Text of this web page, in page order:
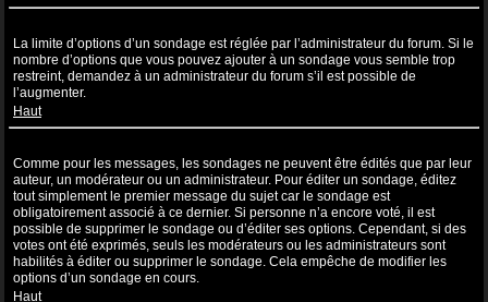
La limite d’options d’un sondage est réglée par l’administrateur du forum. Si le
nombre d’options que vous pouvez ajouter à un sondage vous semble trop
restreint, demandez à un administrateur du forum s’il est possible de
l’augmenter.
Haut
Comme pour les messages, les sondages ne peuvent être édités que par leur
auteur, un modérateur ou un administrateur. Pour éditer un sondage, éditez
tout simplement le premier message du sujet car le sondage est
obligatoirement associé à ce dernier. Si personne n’a encore voté, il est
possible de supprimer le sondage ou d’éditer ses options. Cependant, si des
votes ont été exprimés, seuls les modérateurs ou les administrateurs sont
habilités à éditer ou supprimer le sondage. Cela empêche de modifier les
options d’un sondage en cours.
Haut